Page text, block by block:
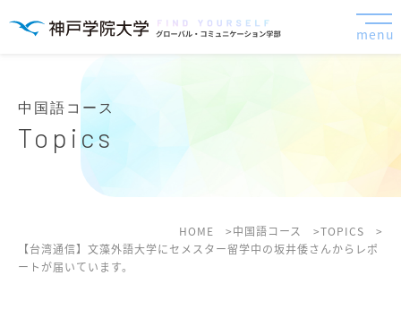
menu
Topics
中国語コース
HOME 中国語コース
TOPICS
【台湾通信】文藻外語大学にセメスター留学中の坂井倭さんからレポ
ートが届いています。